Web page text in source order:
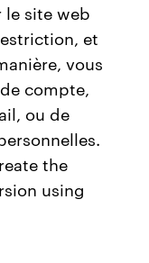
site web
et
vous
compte,
ou de
the
using